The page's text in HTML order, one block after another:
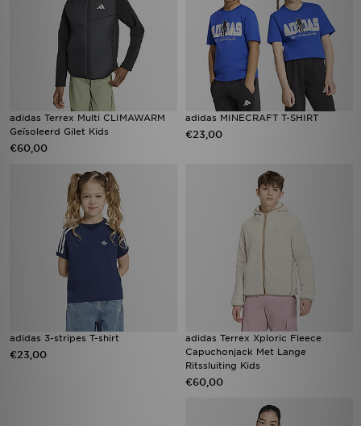
adidas Terrex Multi CLIMAWARM
Geïsoleerd Gilet Kids
€60,00
adidas MINECRAFT T-SHIRT
€23,00
adidas 3-stripes T-shirt
€23,00
adidas Terrex Xploric Fleece
Capuchonjack Met Lange
Ritssluiting Kids
€60,00